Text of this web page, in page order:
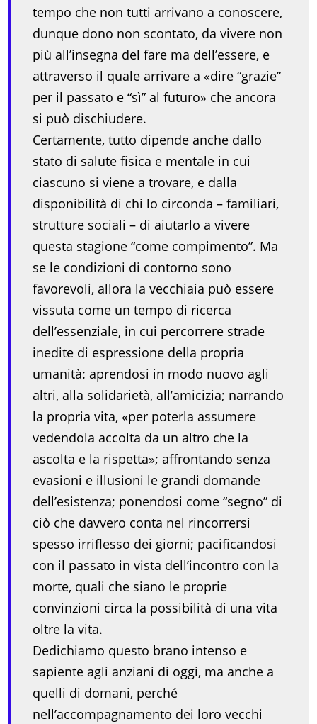
tempo che non tutti arrivano a conoscere,
dunque dono non scontato, da vivere non
più all’insegna del fare ma dell’essere, e
attraverso il quale arrivare a «dire “grazie”
per il passato e “sì” al futuro» che ancora
si può dischiudere.
Certamente, tutto dipende anche dallo
stato di salute fisica e mentale in cui
ciascuno si viene a trovare, e dalla
disponibilità di chi lo circonda – familiari,
strutture sociali – di aiutarlo a vivere
questa stagione “come compimento”. Ma
se le condizioni di contorno sono
favorevoli, allora la vecchiaia può essere
vissuta come un tempo di ricerca
dell’essenziale, in cui percorrere strade
inedite di espressione della propria
umanità: aprendosi in modo nuovo agli
altri, alla solidarietà, all’amicizia; narrando
la propria vita, «per poterla assumere
vedendola accolta da un altro che la
ascolta e la rispetta»; affrontando senza
evasioni e illusioni le grandi domande
dell’esistenza; ponendosi come “segno” di
ciò che davvero conta nel rincorrersi
spesso irriflesso dei giorni; pacificandosi
con il passato in vista dell’incontro con la
morte, quali che siano le proprie
convinzioni circa la possibilità di una vita
oltre la vita.
Dedichiamo questo brano intenso e
sapiente agli anziani di oggi, ma anche a
quelli di domani, perché
nell’accompagnamento dei loro vecchi